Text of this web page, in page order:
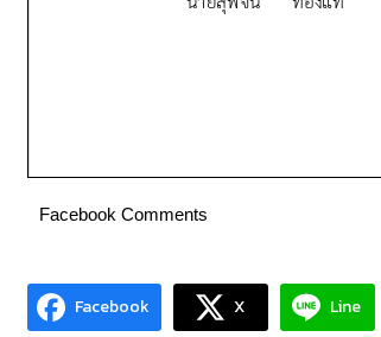
Facebook Comments
Facebook X Line